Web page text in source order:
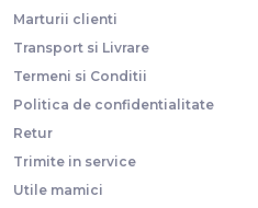
Marturii clienti
Transport si Livrare
Termeni si Conditii
Politica de confidentialitate
Retur
Trimite in service
Utile mamici